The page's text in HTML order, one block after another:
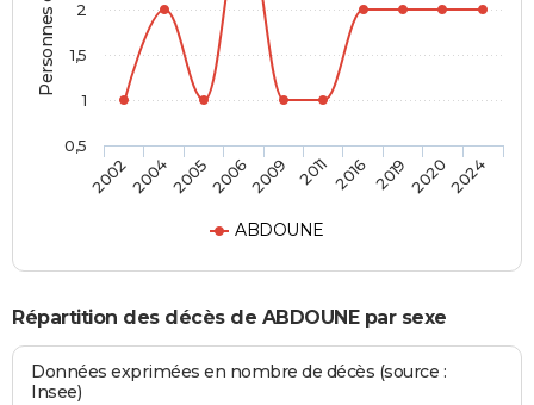
ABDOUNE
20022004200520062009 2011 2016 201920202024
0,5
1
1,5
2
Répartition des décès de ABDOUNE par sexe
Données exprimées en nombre de décès (source :
Insee)